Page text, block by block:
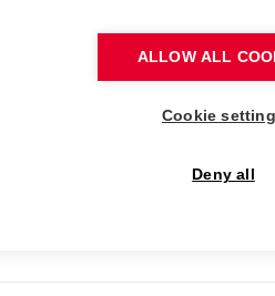
ALLOW ALL
Cookie
Deny all